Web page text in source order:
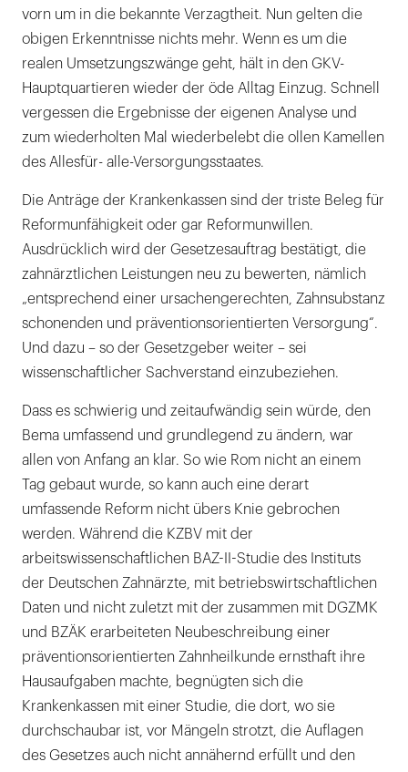
vorn um in die bekannte Verzagtheit. Nun gelten die
obigen Erkenntnisse nichts mehr. Wenn es um die
realen Umsetzungszwänge geht, hält in den GKV-
Hauptquartieren wieder der öde Alltag Einzug. Schnell
vergessen die Ergebnisse der eigenen Analyse und
zum wiederholten Mal wiederbelebt die ollen Kamellen
des Allesfür- alle-Versorgungsstaates.
Die Anträge der Krankenkassen sind der triste Beleg für
Reformunfähigkeit oder gar Reformunwillen.
Ausdrücklich wird der Gesetzesauftrag bestätigt, die
zahnärztlichen Leistungen neu zu bewerten, nämlich
„entsprechend einer ursachengerechten, Zahnsubstanz
schonenden und präventionsorientierten Versorgung“.
Und dazu – so der Gesetzgeber weiter – sei
wissenschaftlicher Sachverstand einzubeziehen.
Dass es schwierig und zeitaufwändig sein würde, den
Bema umfassend und grundlegend zu ändern, war
allen von Anfang an klar. So wie Rom nicht an einem
Tag gebaut wurde, so kann auch eine derart
umfassende Reform nicht übers Knie gebrochen
werden. Während die KZBV mit der
arbeitswissenschaftlichen BAZ-II-Studie des Instituts
der Deutschen Zahnärzte, mit betriebswirtschaftlichen
Daten und nicht zuletzt mit der zusammen mit DGZMK
und BZÄK erarbeiteten Neubeschreibung einer
präventionsorientierten Zahnheilkunde ernsthaft ihre
Hausaufgaben machte, begnügten sich die
Krankenkassen mit einer Studie, die dort, wo sie
durchschaubar ist, vor Mängeln strotzt, die Auflagen
des Gesetzes auch nicht annähernd erfüllt und den